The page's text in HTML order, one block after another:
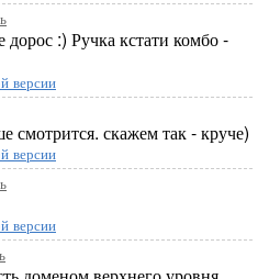
дорос :) Ручка кстати комбо -
версии
смотрится. скажем так - круче)
версии
версии